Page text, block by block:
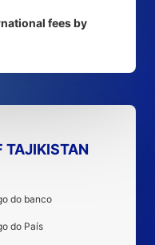
fees by
TAJIKISTAN
do banco
do País